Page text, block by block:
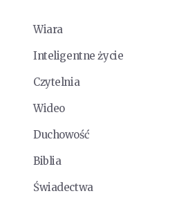
Wiara
Inteligentne życie
Czytelnia
Wideo
Duchowość
Biblia
Świadectwa